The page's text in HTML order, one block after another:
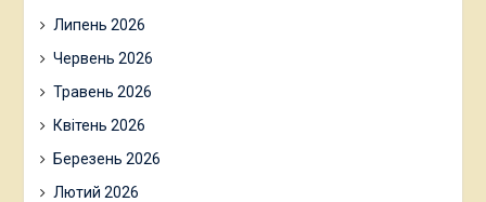
Липень 2026
Червень 2026
Травень 2026
Квітень 2026
Березень 2026
Лютий 2026